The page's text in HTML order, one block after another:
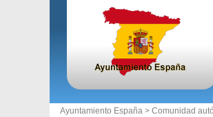
Ayuntamiento España > Comunidad